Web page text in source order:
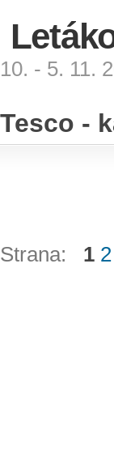
10. - 5. 11.
Tesco -
Strana: 1 2